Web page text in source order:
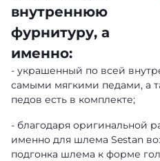
внутреннюю
фурнитуру, а
именно:
- украшенный по всей
самыми мягкими педами, а
педов есть в комплекте;
- благодаря оригинальной
именно для шлема Sestan
подгонка шлема к форме